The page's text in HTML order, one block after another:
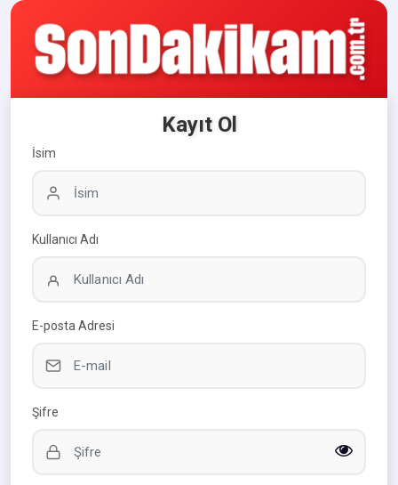
Kayıt Ol
İsim
Kullanıcı Adı
E-posta Adresi
Şifre